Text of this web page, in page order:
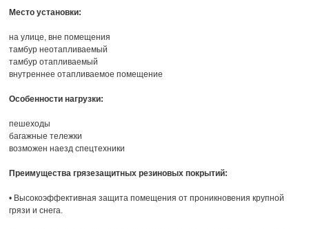
Место установки:
на улице, вне помещения
тамбур неотапливаемый
тамбур отапливаемый
внутреннее отапливаемое помещение
Особенности нагрузки:
пешеходы
багажные тележки
возможен наезд спецтехники
Преимущества грязезащитных резиновых покрытий:
• Высокоэффективная защита помещения от проникновения крупной
грязи и снега.